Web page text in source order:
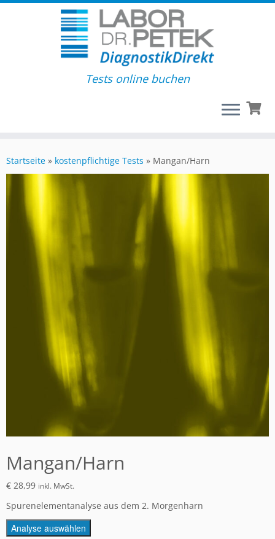
Tests online buchen
Startseite » kostenpflichtige Tests » Mangan/Harn
Mangan/Harn
€ 28,99 inkl. MwSt.
Spurenelementanalyse aus dem 2. Morgenharn
Analyse auswählen